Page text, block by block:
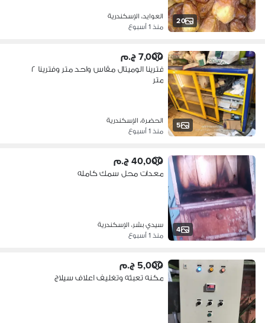
20
العوايد، الإسكندرية
منذ 1 أسبوع
5
7,000 ج.م
فترينا الوميتال مقاس واحد متر وفترينا ٢
متر
الحضرة، الإسكندرية
منذ 1 أسبوع
4
40,000 ج.م
معدات محل سمك كامله
سيدي بشر، الإسكندرية
منذ 1 أسبوع
5,000 ج.م
مكنه تعبئه وتغليف اعلاف سيلاج